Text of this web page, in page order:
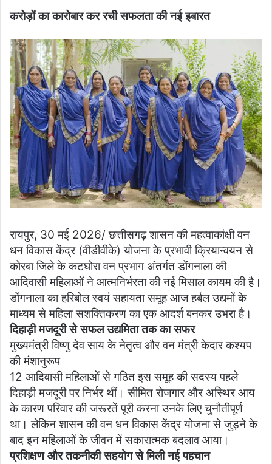
करोड़ों का कारोबार कर रची सफलता की नई इबारत
रायपुर, 30 मई 2026/ छत्तीसगढ़ शासन की महत्वाकांक्षी वन
धन विकास केंद्र (वीडीवीके) योजना के प्रभावी क्रियान्वयन से
कोरबा जिले के कटघोरा वन प्रभाग अंतर्गत डोंगनाला की
आदिवासी महिलाओं ने आत्मनिर्भरता की नई मिसाल कायम की है।
डोंगनाला का हरिबोल स्वयं सहायता समूह आज हर्बल उद्यमों के
माध्यम से महिला सशक्तिकरण का एक आदर्श बनकर उभरा है।
दिहाड़ी मजदूरी से सफल उद्यमिता तक का सफर
मुख्यमंत्री विष्णु देव साय के नेतृत्व और वन मंत्री केदार कश्यप
की मंशानुरूप
12 आदिवासी महिलाओं से गठित इस समूह की सदस्य पहले
दिहाड़ी मजदूरी पर निर्भर थीं। सीमित रोजगार और अस्थिर आय
के कारण परिवार की जरूरतें पूरी करना उनके लिए चुनौतीपूर्ण
था। लेकिन शासन की वन धन विकास केंद्र योजना से जुड़ने के
बाद इन महिलाओं के जीवन में सकारात्मक बदलाव आया।
प्रशिक्षण और तकनीकी सहयोग से मिली नई पहचान